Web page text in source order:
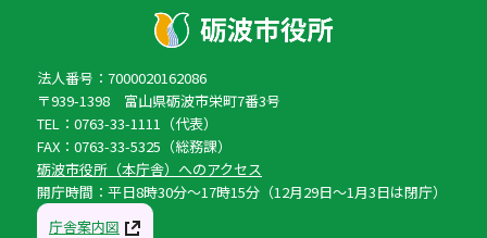
法人番号：7000020162086
〒939-1398 富山県砺波市栄町7番3号
TEL：0763-33-1111（代表）
FAX：0763-33-5325（総務課）
砺波市役所（本庁舎）へのアクセス
開庁時間：平日8時30分〜17時15分（12月29日〜1月3日は閉庁）
庁舎案内図